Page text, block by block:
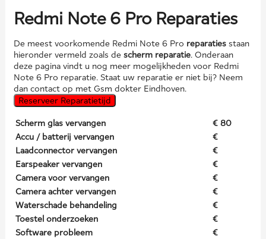
Redmi Note 6 Pro Reparaties
De meest voorkomende Redmi Note 6 Pro reparatiesstaan
hieronder vermeld zoals de scherm reparatie. Onderaan
deze pagina vindt u nog meer mogelijkheden voor Redmi
Note 6 Pro reparatie. Staat uw reparatie er niet bij? Neem
dan contact op met Gsm dokter Eindhoven.
Reserveer Reparatietijd
Scherm glas vervangen
€ 80
Accu / batterij vervangen
€
Laadconnector vervangen
€
Earspeaker vervangen
€
Camera voor vervangen
€
Camera achter vervangen
€
Waterschade behandeling
€
Toestel onderzoeken
€
Software probleem
€